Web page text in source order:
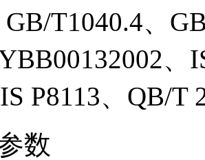
GB/T1040.4、
P8113、QB/T
数